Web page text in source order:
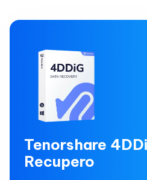
Tenorshare
Recupero